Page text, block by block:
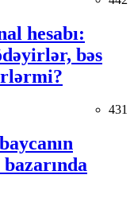
hesabı:
bəs
431